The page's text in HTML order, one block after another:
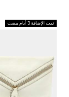
تمت الإضافة 3 أيام مضت